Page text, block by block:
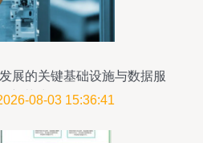
展的关键基础设施与数据服
新范式08-03 15:36:41